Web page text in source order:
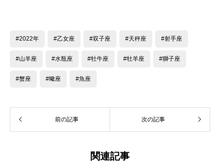
#2022年 #乙女座 #双子座 #天秤座 #射手座
#山羊座 #水瓶座 #牡牛座 #牡羊座 #獅子座
#蟹座 #蠍座 #魚座
前の記事 次の記事
関連記事